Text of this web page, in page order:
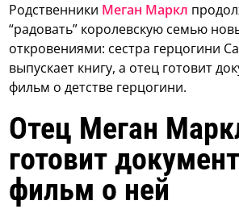
Родственники Меган Маркл
“радовать” королевскую семью
откровениями: сестра герцогини
выпускает книгу, а отец готовит
фильм о детстве герцогини.
Отец Меган
готовит
фильм о ней